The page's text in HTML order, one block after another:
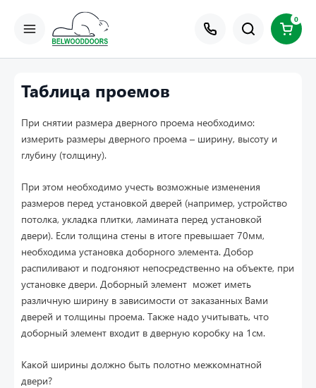
0
Таблица проемов
При снятии размера дверного проема необходимо:
измерить размеры дверного проема – ширину, высоту и
глубину (толщину).
При этом необходимо учесть возможные изменения
размеров перед установкой дверей (например, устройство
потолка, укладка плитки, ламината перед установкой
двери). Если толщина стены в итоге превышает 70мм,
необходима установка доборного элемента. Добор
распиливают и подгоняют непосредственно на объекте, при
установке двери. Доборный элемент может иметь
различную ширину в зависимости от заказанных Вами
дверей и толщины проема. Также надо учитывать, что
доборный элемент входит в дверную коробку на 1см.
Какой ширины должно быть полотно межкомнатной
двери?